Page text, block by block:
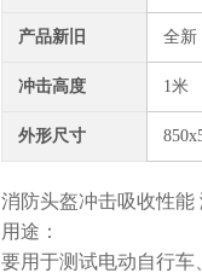
产品新旧 全新
冲击高度 1米
外形尺寸
消防头盔冲击吸收性能
用途：
要用于测试电动自行